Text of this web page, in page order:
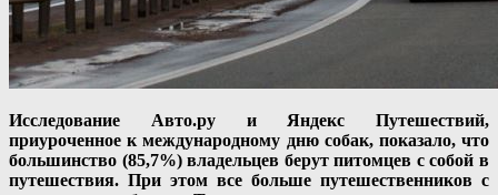
Исследование Авто.ру и Яндекс Путешествий,
приуроченное к международному дню собак, показало, что
большинство (85,7%) владельцев берут питомцев с собой в
путешествия. При этом все больше путешественников с